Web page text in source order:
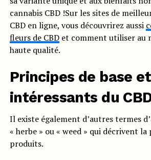
cannabis CBD !Sur les sites de
CBD en ligne, vous découvrirez aussi
fleurs de CBDet comment utiliser au
haute qualité.
Principes de base
intéressants du
Il existe également d’autres termes
« herbe » ou « weed » qui décrivent la
produits.